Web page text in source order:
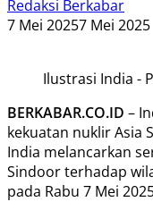
Redaksi Berkabar
7 Mei 20257 Mei 2025
Ilustrasi India -
BERKABAR.CO.ID –
kekuatan nuklir Asia
India melancarkan
Sindoor terhadap
pada Rabu 7 Mei